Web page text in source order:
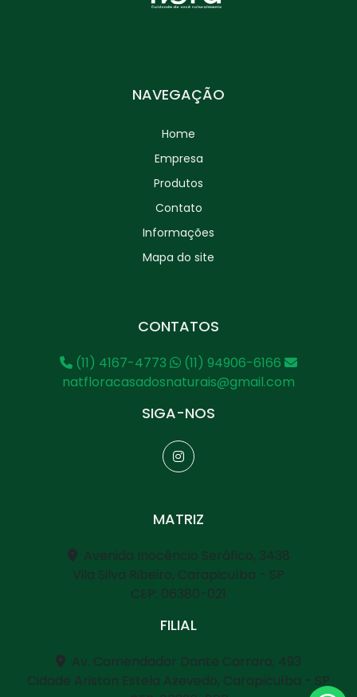
NAVEGAÇÃO
Home
Empresa
Produtos
Contato
Informações
Mapa do site
CONTATOS
(11) 4167-4773
(11) 94906-6166
natfloracasadosnaturais@gmail.com
SIGA-NOS
MATRIZ
Avenida Inocêncio Seráfico, 3438
Vila Silva Ribeiro, Carapicuíba - SP
CEP: 06380-021
FILIAL
Av. Comendador Dante Carraro, 493
Cidade Ariston Estela Azevedo, Carapicuíba - SP